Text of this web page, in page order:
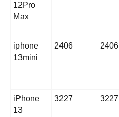
12Pro
Max
iphone
13mini
2406 2406
iPhone
13
3227 3227